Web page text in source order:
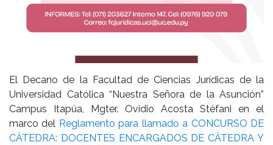
El Decano de la Facultad de Ciencias Jurídicas de la
Universidad Católica “Nuestra Señora de la Asunción”
Campus Itapúa, Mgter. Ovidio Acosta Stéfani en el
marco del Reglamento para llamado a CONCURSO DE
CÁTEDRA: DOCENTES ENCARGADOS DE CÁTEDRA Y